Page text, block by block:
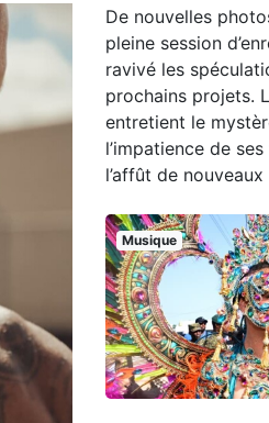
De nouvelles
pleine session
ravivé les
prochains projets.
entretient le
l’impatience de
l’affût de
Musique